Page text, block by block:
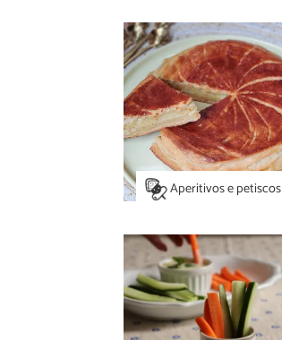
Aperitivos e petiscos